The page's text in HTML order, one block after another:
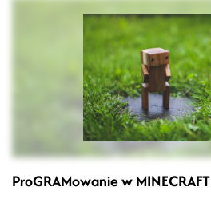
ProGRAMowanie w MINECRAFT